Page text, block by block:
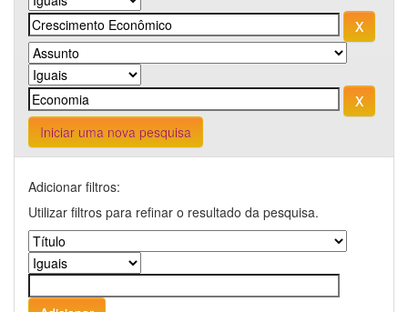
Iniciar uma nova pesquisa
Adicionar filtros:
Utilizar filtros para refinar o resultado da pesquisa.